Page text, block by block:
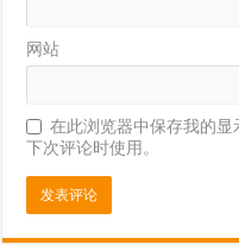
网站
在此浏览器中保存我的
下次评论时使用。